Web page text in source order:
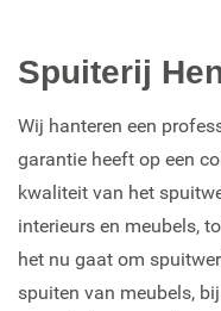
Spuiterij
Wij hanteren een
garantie heeft op een
kwaliteit van het
interieurs en meubels,
het nu gaat om
spuiten van meubels,